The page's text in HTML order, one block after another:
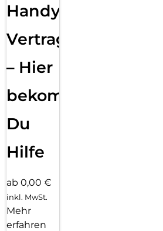
Handy
Vertragsabwicklung
– Hier
bekommst
Du
Hilfe
ab 0,00 €
inkl. MwSt.
Mehr
erfahren